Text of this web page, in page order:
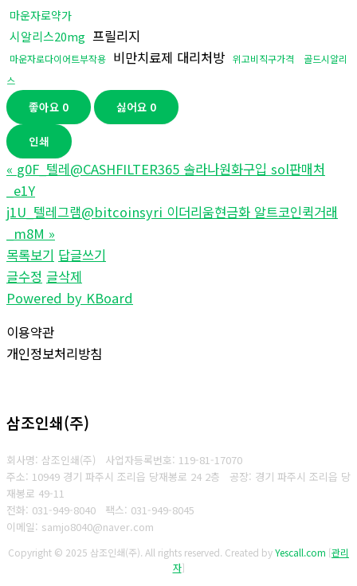
마운자로약가
시알리스20mg 프릴리지
마운자로다이어트부작용 비만치료제 대리처방 위고비직구가격
골드시알리
스
좋아요 0 싫어요 0
인쇄
« g0F_텔레@CASHFILTER365 솔라나원화구입 sol판매처
_e1Y
j1U_텔레그램@bitcoinsyri 이더리움현금화 알트코인퀵거래
_m8M »
목록보기 답글쓰기
글수정 글삭제
Powered by KBoard
이용약관
개인정보처리방침
삼조인쇄(주)
회사명: 삼조인쇄(주) 사업자등록번호: 119-81-17070
주소: 10949 경기 파주시 조리읍 당재봉로 24 2층 공장: 경기 파주시 조리읍 당
재봉로 49-11
전화: 031-949-8040
팩스: 031-949-8045
이메일: samjo8040@naver.com
Copyright © 2025 삼조인쇄(주). All rights reserved. Created byYescall.com [관리
자]